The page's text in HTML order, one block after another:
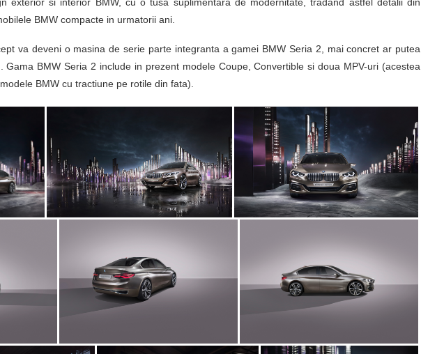
BMW compacte in urmatorii ani.
va deveni o masina de serie parte integranta a gamei BMW Seria 2, mai concret ar putea
Gama BMW Seria 2 include in prezent modele Coupe, Convertible si doua MPV-uri (acestea
BMW cu tractiune pe rotile din fata).